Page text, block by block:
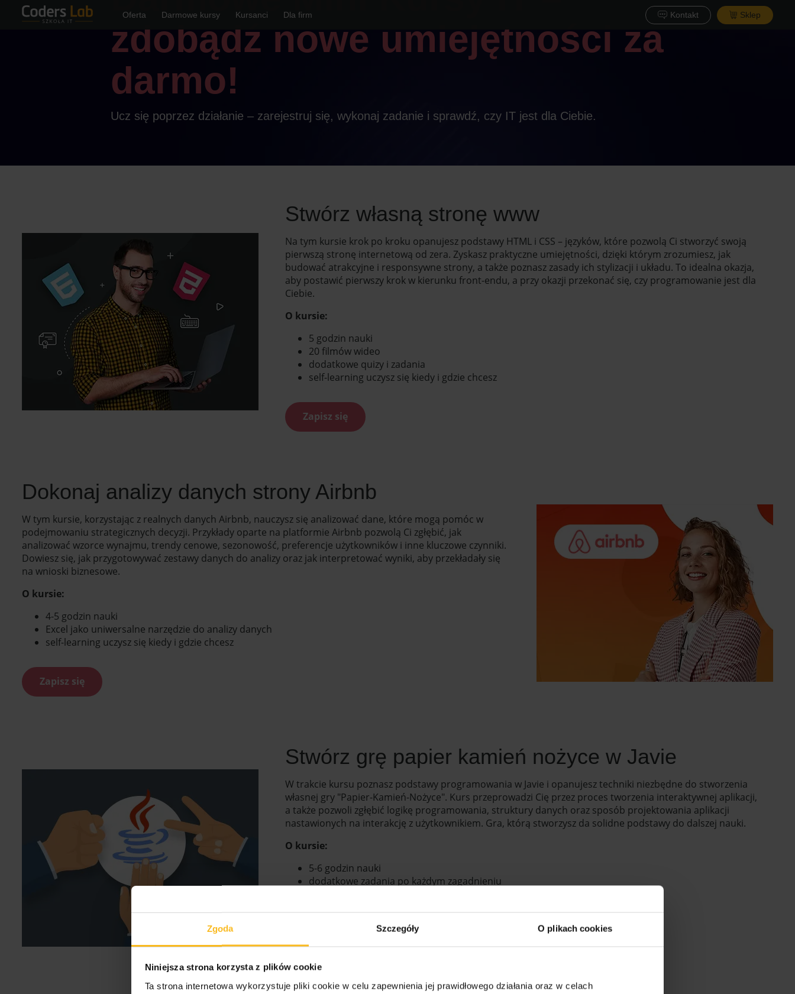
Zgoda Szczegóły O plikach cookies
Niniejsza strona korzysta z plików cookie
Ta strona internetowa wykorzystuje pliki cookie w celu zapewnienia jej prawidłowego działania oraz w celach
Oferta Darmowe kursy Kursanci Dla firm Kontakt Sklep
zdobądź nowe umiejętności za
darmo!
Ucz się poprzez działanie – zarejestruj się, wykonaj zadanie i sprawdź, czy IT jest dla Ciebie.
Stwórz własną stronę www
Na tym kursie krok po kroku opanujesz podstawy HTML i CSS – języków, które pozwolą Ci stworzyć swoją
pierwszą stronę internetową od zera. Zyskasz praktyczne umiejętności, dzięki którym zrozumiesz, jak
budować atrakcyjne i responsywne strony, a także poznasz zasady ich stylizacji i układu. To idealna okazja,
aby postawić pierwszy krok w kierunku front-endu, a przy okazji przekonać się, czy programowanie jest dla
Ciebie.
O kursie:
5 godzin nauki
20 filmów wideo
dodatkowe quizy i zadania
self-learning uczysz się kiedy i gdzie chcesz
Zapisz się
Dokonaj analizy danych strony Airbnb
W tym kursie, korzystając z realnych danych Airbnb, nauczysz się analizować dane, które mogą pomóc w
podejmowaniu strategicznych decyzji. Przykłady oparte na platformie Airbnb pozwolą Ci zgłębić, jak
analizować wzorce wynajmu, trendy cenowe, sezonowość, preferencje użytkowników i inne kluczowe czynniki.
Dowiesz się, jak przygotowywać zestawy danych do analizy oraz jak interpretować wyniki, aby przekładały się
na wnioski biznesowe.
O kursie:
4-5 godzin nauki
Excel jako uniwersalne narzędzie do analizy danych
self-learning uczysz się kiedy i gdzie chcesz
Zapisz się
Stwórz grę papier kamień nożyce w Javie
W trakcie kursu poznasz podstawy programowania w Javie i opanujesz techniki niezbędne do stworzenia
własnej gry "Papier-Kamień-Nożyce". Kurs przeprowadzi Cię przez proces tworzenia interaktywnej aplikacji,
a także pozwoli zgłębić logikę programowania, struktury danych oraz sposób projektowania aplikacji
nastawionych na interakcję z użytkownikiem. Gra, którą stworzysz da solidne podstawy do dalszej nauki.
O kursie:
5-6 godzin nauki
dodatkowe zadania po każdym zagadnieniu
Zapisz się